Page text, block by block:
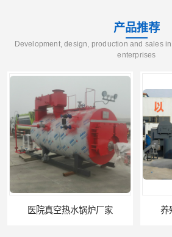
产品推荐
Development, design, production and sales
enterprises
养殖真空热水锅炉厂商